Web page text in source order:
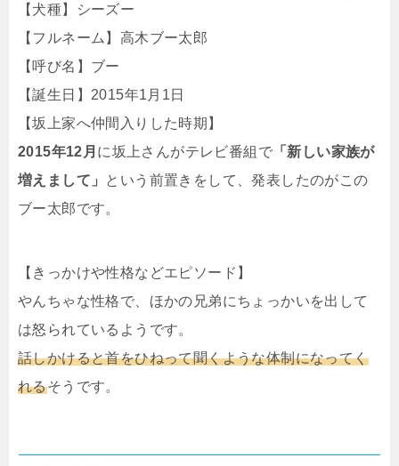
【犬種】シーズー
【フルネーム】高木ブー太郎
【呼び名】ブー
【誕生日】2015年1月1日
【坂上家へ仲間入りした時期】
2015年12月 に坂上さんがテレビ番組で 「新しい家族が
増えまして」 という前置きをして、発表したのがこの
ブー太郎です。
【きっかけや性格などエピソード】
やんちゃな性格で、ほかの兄弟にちょっかいを出して
は怒られているようです。
話しかけると首をひねって聞くような体制になってく
れるそうです。